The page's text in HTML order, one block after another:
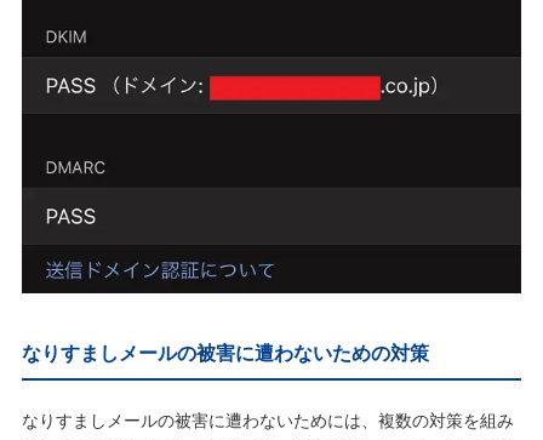
なりすましメールの被害に遭わないための対策
なりすましメールの被害に遭わないためには、複数の対策を組み